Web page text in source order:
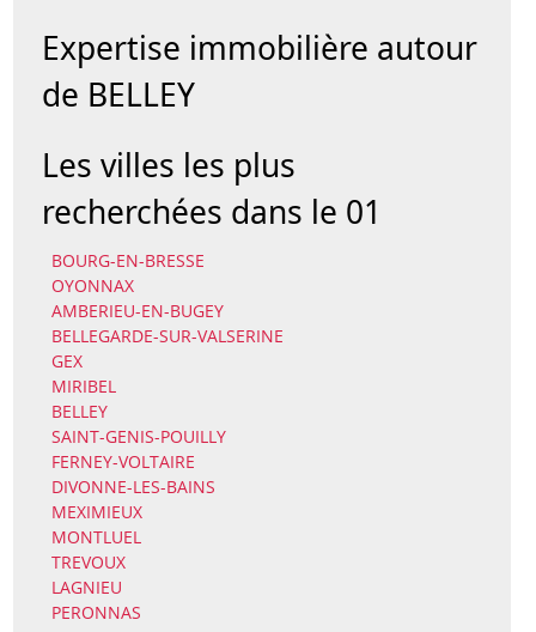
Expertise immobilière autour
de BELLEY
Les villes les plus
recherchées dans le 01
BOURG-EN-BRESSE
OYONNAX
AMBERIEU-EN-BUGEY
BELLEGARDE-SUR-VALSERINE
GEX
MIRIBEL
BELLEY
SAINT-GENIS-POUILLY
FERNEY-VOLTAIRE
DIVONNE-LES-BAINS
MEXIMIEUX
MONTLUEL
TREVOUX
LAGNIEU
PERONNAS